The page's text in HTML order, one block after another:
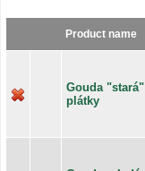
Product name
Gouda "stará"
plátky